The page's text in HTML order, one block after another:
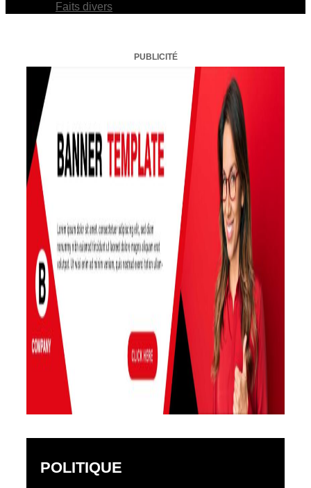
Faits divers
PUBLICITÉ
POLITIQUE